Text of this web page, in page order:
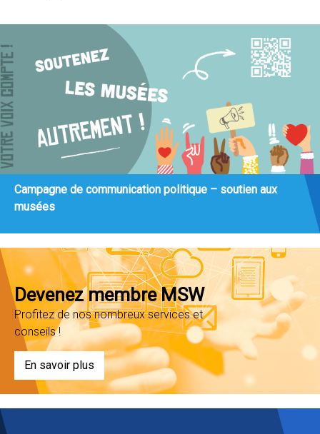
Campagne de communication politique – soutien aux
musées
Devenez membre MSW
Profitez de nos nombreux services et
conseils !
En savoir plus